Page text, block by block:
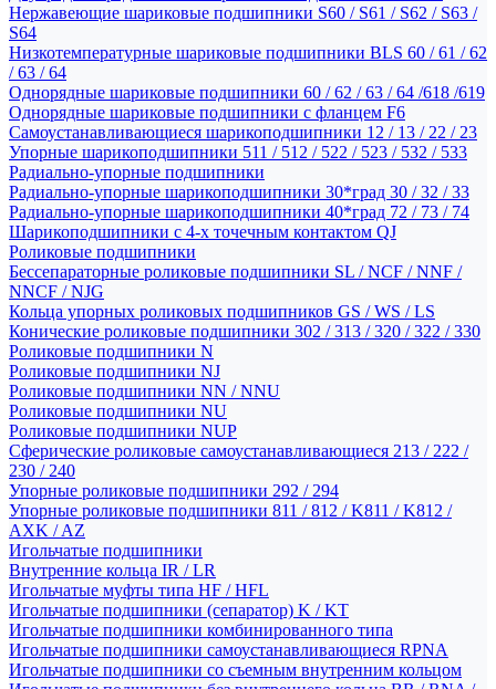
Нержавеющие шариковые подшипники S60 / S61 / S62 / S63 /
S64
Низкотемпературные шариковые подшипники BLS 60 / 61 / 62
/ 63 / 64
Однорядные шариковые подшипники 60 / 62 / 63 / 64 /618 /619
Однорядные шариковые подшипники с фланцем F6
Самоустанавливающиеся шарикоподшипники 12 / 13 / 22 / 23
Упорные шарикоподшипники 511 / 512 / 522 / 523 / 532 / 533
Радиально-упорные подшипники
Радиально-упорные шарикоподшипники 30*град 30 / 32 / 33
Радиально-упорные шарикоподшипники 40*град 72 / 73 / 74
Шарикоподшипники с 4-х точечным контактом QJ
Роликовые подшипники
Бессепараторные роликовые подшипники SL / NCF / NNF /
NNCF / NJG
Кольца упорных роликовых подшипников GS / WS / LS
Конические роликовые подшипники 302 / 313 / 320 / 322 / 330
Роликовые подшипники N
Роликовые подшипники NJ
Роликовые подшипники NN / NNU
Роликовые подшипники NU
Роликовые подшипники NUP
Сферические роликовые самоустанавливающиеся 213 / 222 /
230 / 240
Упорные роликовые подшипники 292 / 294
Упорные роликовые подшипники 811 / 812 / K811 / K812 /
AXK / AZ
Игольчатые подшипники
Внутренние кольца IR / LR
Игольчатые муфты типа HF / HFL
Игольчатые подшипники (сепаратор) K / KT
Игольчатые подшипники комбинированного типа
Игольчатые подшипники самоустанавливающиеся RPNA
Игольчатые подшипники со съемным внутренним кольцом